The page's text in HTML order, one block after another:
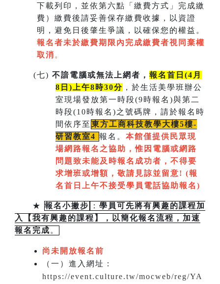
下載列印，並依第六點「繳費方式」完成繳
費）繳費後請妥善保存繳費收據，以資證
明，避免日後肇生爭議，以確保您的權益。
報名者未於繳費期限內完成繳費者視同棄權
取消 。
(七) 不諳電腦或無法上網者， 報名首日(4月
8日)上午8時30分 ，於生活美學班辦公
室現場發放第一時段(9時報名)與第二
時段(10時報名)之號碼牌，請於報名時
間依序至 東方工商科技教學大樓5樓-
研習教室4 報名。本館僅提供民眾現
場網路報名之協助，惟因電腦或網路
問題致未能及時報名成功者，不得要
求增班或增額，敬請見諒並留意! (報
名首日上午不接受學員電話協助報名)
★ 報名小撇步 ： 學員可先將有興趣的課程加
入【我有興趣的課程】，以簡化報名流程，加速
報名完成 。
尚未開放報名前
（一）進入網址：
https://event.culture.tw/mocweb/reg/YA